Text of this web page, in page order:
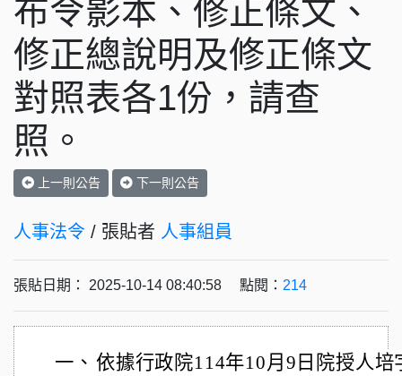
布令影本、修正條文、
修正總說明及修正條文
對照表各1份，請查
照。
上一則公告 下一則公告
人事法令 / 張貼者 人事組員
張貼日期： 2025-10-14 08:40:58 點閱： 214
一、 依據行政院114年10月9日院授人培